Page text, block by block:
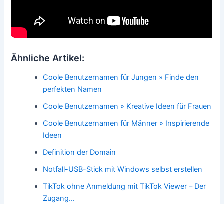
Ähnliche Artikel:
Coole Benutzernamen für Jungen » Finde den
perfekten Namen
Coole Benutzernamen » Kreative Ideen für Frauen
Coole Benutzernamen für Männer » Inspirierende
Ideen
Definition der Domain
Notfall-USB-Stick mit Windows selbst erstellen
TikTok ohne Anmeldung mit TikTok Viewer – Der
Zugang…